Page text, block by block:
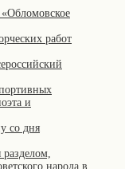
работ
и
со дня
народа в